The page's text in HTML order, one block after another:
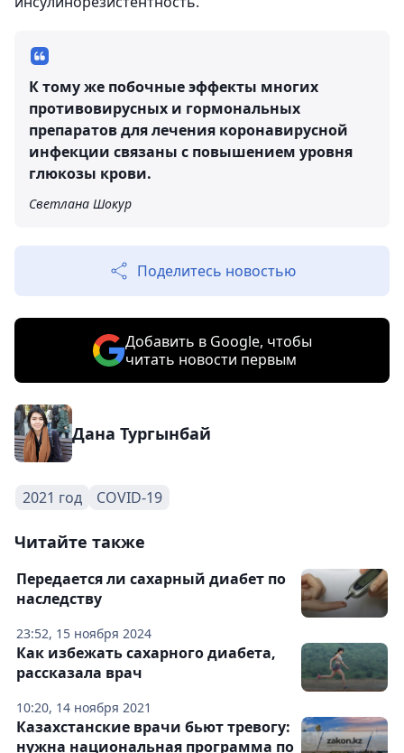
К тому же побочные эффекты многих
противовирусных и гормональных
препаратов для лечения коронавирусной
инфекции связаны с повышением уровня
глюкозы крови.
Светлана Шокур
Поделитесь новостью
Добавить в Google, чтобы
читать новости первым
Дана Тургынбай
2021 год COVID-19
Читайте также
23:52, 15 ноября 2024
Передается ли сахарный диабет по
наследству
10:20, 14 ноября 2021
Как избежать сахарного диабета,
рассказала врач
Казахстанские врачи бьют тревогу:
нужна национальная программа по